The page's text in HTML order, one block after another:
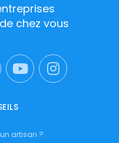
chez vous
artisan ?